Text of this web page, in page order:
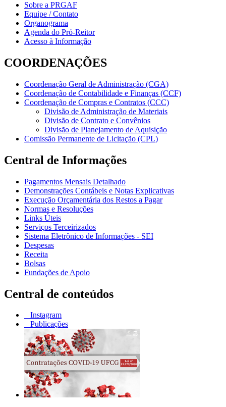
Sobre a PRGAF
Equipe / Contato
Organograma
Agenda do Pró-Reitor
Acesso à Informação
COORDENAÇÕES
Coordenação Geral de Administração (CGA)
Coordenação de Contabilidade e Finanças (CCF)
Coordenação de Compras e Contratos (CCC)
Divisão de Administração de Materiais
Divisão de Contrato e Convênios
Divisão de Planejamento de Aquisição
Comissão Permanente de Licitação (CPL)
Central de Informações
Pagamentos Mensais Detalhado
Demonstrações Contábeis e Notas Explicativas
Execução Orçamentária dos Restos a Pagar
Normas e Resoluções
Links Úteis
Serviços Terceirizados
Sistema Eletrônico de Informações - SEI
Despesas
Receita
Bolsas
Fundações de Apoio
Central de conteúdos
Instagram
Publicações